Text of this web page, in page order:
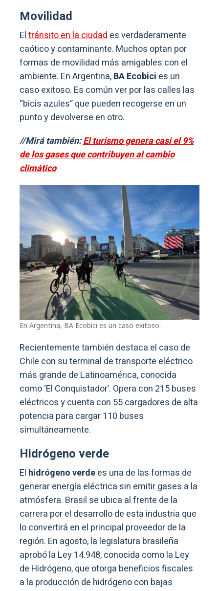
Movilidad
Eltránsito en la ciudades verdaderamente
caótico y contaminante. Muchos optan por
formas de movilidad más amigables con el
ambiente. En Argentina,BA Ecobici es un
caso exitoso. Es común ver por las calles las
“bicis azules” que pueden recogerse en un
punto y devolverse en otro.
//Mirá también:El turismo genera casi el 9%
de los gases que contribuyen al cambio
climático
En Argentina, BA Ecobici es un caso exitoso.
Recientemente también destaca el caso de
Chile con su terminal de transporte eléctrico
más grande de Latinoamérica, conocida
como ‘El Conquistador’. Opera con 215 buses
eléctricos y cuenta con 55 cargadores de alta
potencia para cargar 110 buses
simultáneamente.
Hidrógeno verde
El hidrógeno verdees una de las formas de
generar energía eléctrica sin emitir gases a la
atmósfera. Brasil se ubica al frente de la
carrera por el desarrollo de esta industria que
lo convertirá en el principal proveedor de la
región. En agosto, la legislatura brasileña
aprobó la Ley 14.948, conocida como la Ley
de Hidrógeno, que otorga beneficios fiscales
a la producción de hidrógeno con bajas